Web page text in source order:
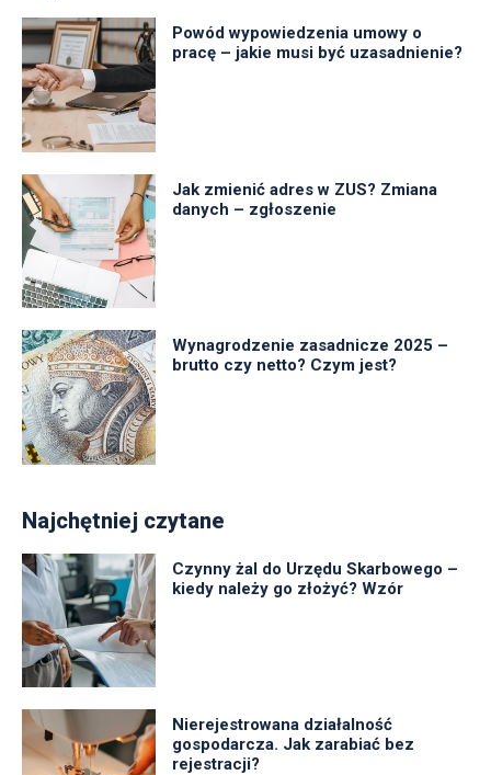
Powód wypowiedzenia umowy o
pracę – jakie musi być uzasadnienie?
Jak zmienić adres w ZUS? Zmiana
danych – zgłoszenie
Wynagrodzenie zasadnicze 2025 –
brutto czy netto? Czym jest?
Najchętniej czytane
Czynny żal do Urzędu Skarbowego –
kiedy należy go złożyć? Wzór
Nierejestrowana działalność
gospodarcza. Jak zarabiać bez
rejestracji?